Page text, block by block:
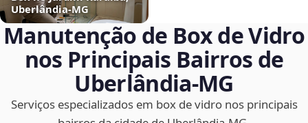
Uberlândia‑MG
Manutenção de Box de Vidro
nos Principais Bairros de
Uberlândia‑MG
Serviços especializados em box de vidro nos principais